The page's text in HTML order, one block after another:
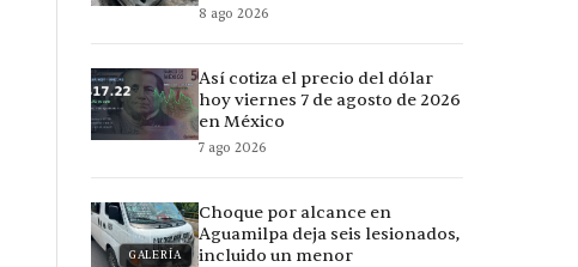
8 ago 2026
Así cotiza el precio del dólar
hoy viernes 7 de agosto de 2026
en México
7 ago 2026
GALERÍA
Choque por alcance en
Aguamilpa deja seis lesionados,
incluido un menor